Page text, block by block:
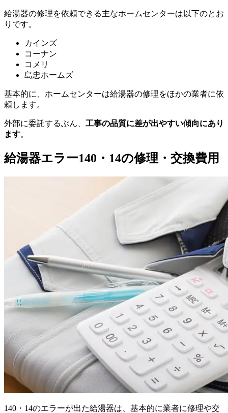
給湯器の修理を依頼できる主なホームセンターは以下のとお
りです。
カインズ
コーナン
コメリ
島忠ホームズ
基本的に、ホームセンターは給湯器の修理をほかの業者に依
頼します。
外部に委託するぶん、 工事の品質に差が出やすい傾向にあり
ます。
給湯器エラー140・14の修理・交換費用
140・14のエラーが出た給湯器は、基本的に業者に修理や交